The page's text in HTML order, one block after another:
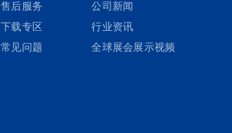
售后服务
下载专区
常见问题
公司新闻
行业资讯
全球展会展示视频